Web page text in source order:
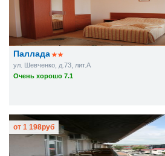
Паллада
ул. Шевченко, д.73, лит.А
Очень хорошо 7.1
от 1 198руб